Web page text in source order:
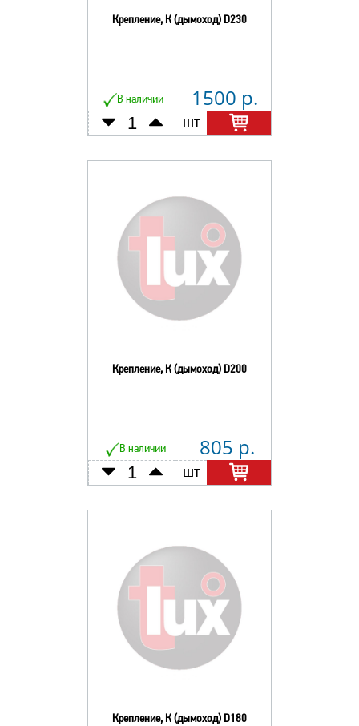
Крепление, К (дымоход) D230
В наличии 1500 р.
шт
Крепление, К (дымоход) D200
В наличии 805 р.
шт
Крепление, К (дымоход) D180